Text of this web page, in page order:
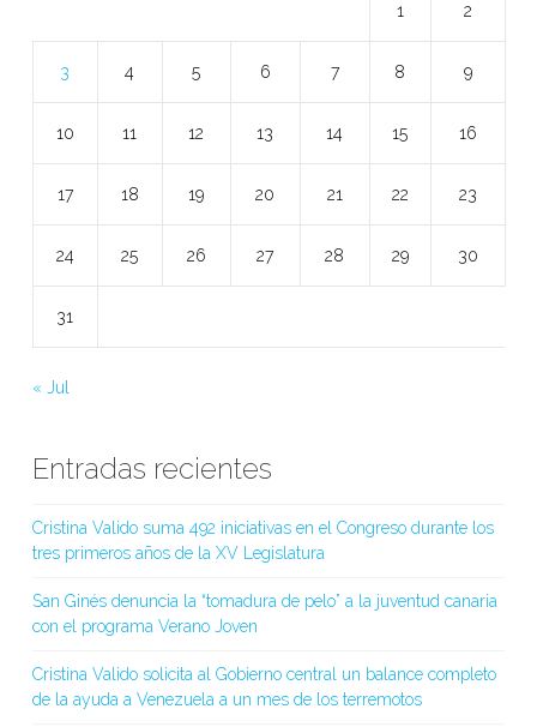
1 2
3 4 5 6 7 8 9
10 11 12 13 14 15 16
17 18 19 20 21 22 23
24 25 26 27 28 29 30
31
« Jul
Entradas recientes
Cristina Valido suma 492 iniciativas en el Congreso durante los
tres primeros años de la XV Legislatura
San Ginés denuncia la “tomadura de pelo” a la juventud canaria
con el programa Verano Joven
Cristina Valido solicita al Gobierno central un balance completo
de la ayuda a Venezuela a un mes de los terremotos